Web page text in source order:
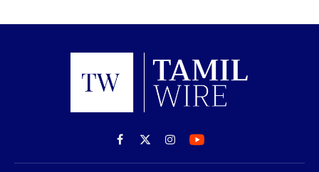
Facebook
X
(Twitter)
Instagram